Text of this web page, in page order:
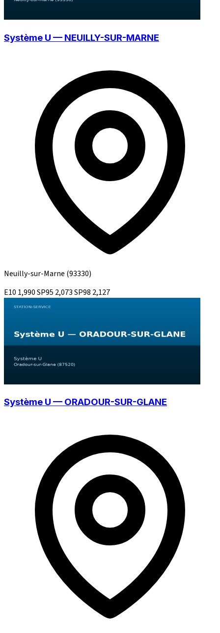
Système U — NEUILLY-SUR-MARNE
Neuilly-sur-Marne (93330)
E10 1,990SP95 2,073SP98 2,127
Système U — ORADOUR-SUR-GLANE